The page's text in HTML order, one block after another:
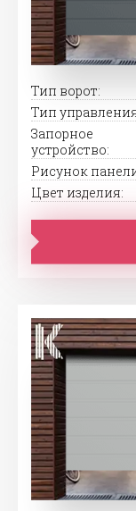
Тип ворот:
Тип
Запорное
устройство:
Рисунок
Цвет изделия: